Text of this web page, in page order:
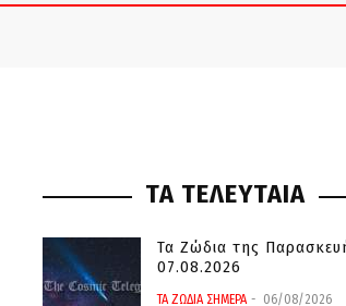
ΤΑ ΤΕΛΕΥΤΑΙΑ
Τα Ζώδια της
07.08.2026
ΤΑ ΖΩΔΙΑ ΣΗΜΕΡΑ 06/08/2026